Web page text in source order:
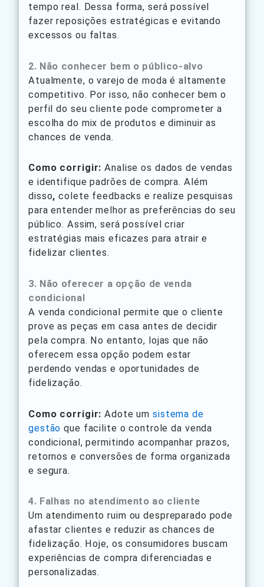
tempo real. Dessa forma, será possível
fazer reposições estratégicas e evitando
excessos ou faltas.
2. Não conhecer bem o público-alvo
Atualmente, o varejo de moda é altamente
competitivo. Por isso, não conhecer bem o
perfil do seu cliente pode comprometer a
escolha do mix de produtos e diminuir as
chances de venda.
Como corrigir: Analise os dados de vendas
e identifique padrões de compra. Além
disso, colete feedbacks e realize pesquisas
para entender melhor as preferências do seu
público. Assim, será possível criar
estratégias mais eficazes para atrair e
fidelizar clientes.
3. Não oferecer a opção de venda
condicional
A venda condicional permite que o cliente
prove as peças em casa antes de decidir
pela compra. No entanto, lojas que não
oferecem essa opção podem estar
perdendo vendas e oportunidades de
fidelização.
Como corrigir: Adote umsistema de
gestão que facilite o controle da venda
condicional, permitindo acompanhar prazos,
retornos e conversões de forma organizada
e segura.
4. Falhas no atendimento ao cliente
Um atendimento ruim ou despreparado pode
afastar clientes e reduzir as chances de
fidelização. Hoje, os consumidores buscam
experiências de compra diferenciadas e
personalizadas.